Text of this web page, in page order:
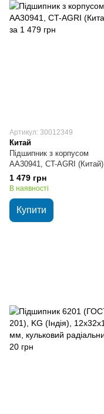
Артикул: 30012349
Китай
Підшипник з корпусом
AA30941, CT-AGRI (Китай)
1 479 грн
В наявності
Купити